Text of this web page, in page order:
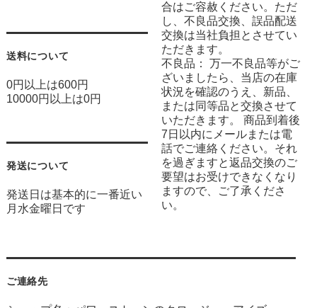
送料について
0円以上は600円
10000円以上は0円
発送について
発送日は基本的に一番近い
月水金曜日です
合はご容赦ください。ただ
し、不良品交換、誤品配送
交換は当社負担とさせてい
ただきます。
不良品： 万一不良品等がご
ざいましたら、当店の在庫
状況を確認のうえ、新品、
または同等品と交換させて
いただきます。 商品到着後
7日以内にメールまたは電
話でご連絡ください。それ
を過ぎますと返品交換のご
要望はお受けできなくなり
ますので、ご了承くださ
い。
ご連絡先